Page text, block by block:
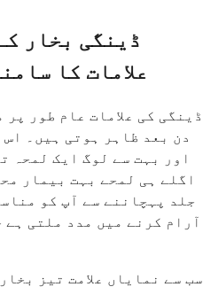
ڈینگی بخار
علامات کا
ڈینگی کی علامات عام طور
دن بعد ظاہر ہوتی ہیں۔
اور بہت سے لوگ ایک لمحہ
اگلے ہی لمحے بہت بیمار
جلد پہچاننے سے آپ کو
آرام کرنے میں مدد ملتی